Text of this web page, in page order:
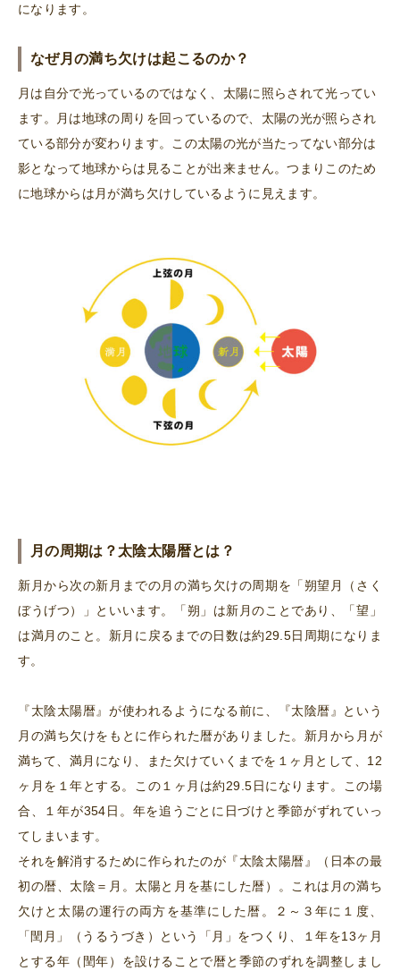
になります。
なぜ月の満ち欠けは起こるのか？
月は自分で光っているのではなく、太陽に照らされて光ってい
ます。月は地球の周りを回っているので、太陽の光が照らされ
ている部分が変わります。この太陽の光が当たってない部分は
影となって地球からは見ることが出来ません。つまりこのため
に地球からは月が満ち欠けしているように見えます。
月の周期は？太陰太陽暦とは？
新月から次の新月までの月の満ち欠けの周期を「朔望月（さく
ぼうげつ）」といいます。「朔」は新月のことであり、「望」
は満月のこと。新月に戻るまでの日数は約29.5日周期になりま
す。
『太陰太陽暦』が使われるようになる前に、『太陰暦』という
月の満ち欠けをもとに作られた暦がありました。新月から月が
満ちて、満月になり、また欠けていくまでを１ヶ月として、12
ヶ月を１年とする。この１ヶ月は約29.5日になります。この場
合、１年が354日。年を追うごとに日づけと季節がずれていっ
てしまいます。
それを解消するために作られたのが『太陰太陽暦』（日本の最
初の暦、太陰＝月。太陽と月を基にした暦）。これは月の満ち
欠けと太陽の運行の両方を基準にした暦。２～３年に１度、
「閏月」（うるうづき）という「月」をつくり、１年を13ヶ月
とする年（閏年）を設けることで暦と季節のずれを調整しまし